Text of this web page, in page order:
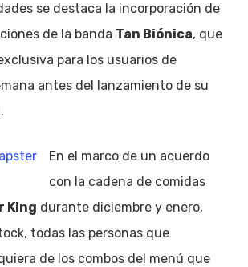
se destaca la incorporación de
de la banda Tan Biónica, que
para los usuarios de
antes del lanzamiento de su
En el marco de un acuerdo
con la cadena de comidas
King durante diciembre y enero,
todas las personas que
de los combos del menú que